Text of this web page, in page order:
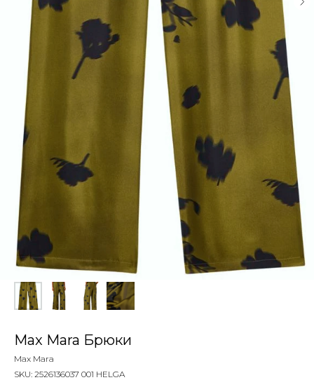
Max Mara Брюки
Max Mara
SKU: 2526136037 001 HELGA